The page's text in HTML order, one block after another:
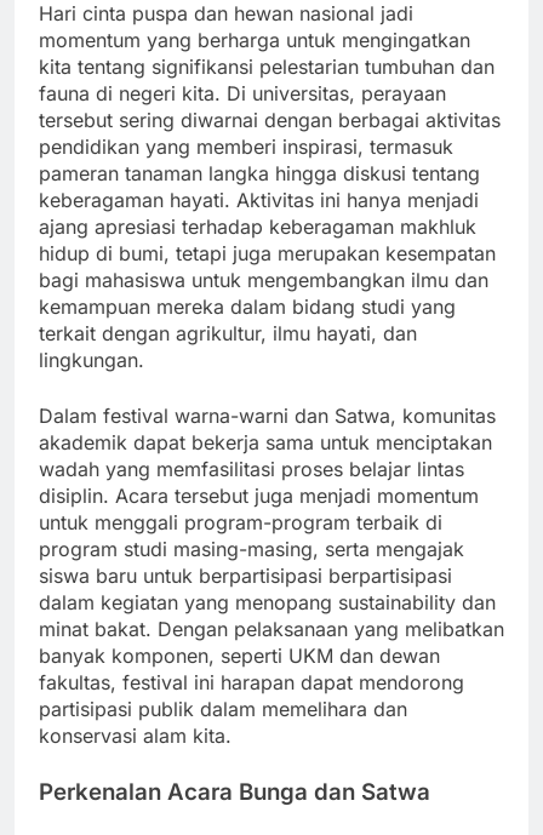
Hari cinta puspa dan hewan nasional jadi
momentum yang berharga untuk mengingatkan
kita tentang signifikansi pelestarian tumbuhan dan
fauna di negeri kita. Di universitas, perayaan
tersebut sering diwarnai dengan berbagai aktivitas
pendidikan yang memberi inspirasi, termasuk
pameran tanaman langka hingga diskusi tentang
keberagaman hayati. Aktivitas ini hanya menjadi
ajang apresiasi terhadap keberagaman makhluk
hidup di bumi, tetapi juga merupakan kesempatan
bagi mahasiswa untuk mengembangkan ilmu dan
kemampuan mereka dalam bidang studi yang
terkait dengan agrikultur, ilmu hayati, dan
lingkungan.
Dalam festival warna-warni dan Satwa, komunitas
akademik dapat bekerja sama untuk menciptakan
wadah yang memfasilitasi proses belajar lintas
disiplin. Acara tersebut juga menjadi momentum
untuk menggali program-program terbaik di
program studi masing-masing, serta mengajak
siswa baru untuk berpartisipasi berpartisipasi
dalam kegiatan yang menopang sustainability dan
minat bakat. Dengan pelaksanaan yang melibatkan
banyak komponen, seperti UKM dan dewan
fakultas, festival ini harapan dapat mendorong
partisipasi publik dalam memelihara dan
konservasi alam kita.
Perkenalan Acara Bunga dan Satwa